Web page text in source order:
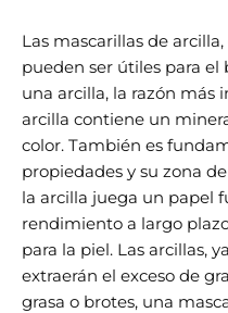
Las mascarillas de
pueden ser útiles para el
una arcilla, la razón más
arcilla contiene un
color. También es
propiedades y su zona
la arcilla juega un papel
rendimiento a largo
para la piel. Las arcillas,
extraerán el exceso de
grasa o brotes, una